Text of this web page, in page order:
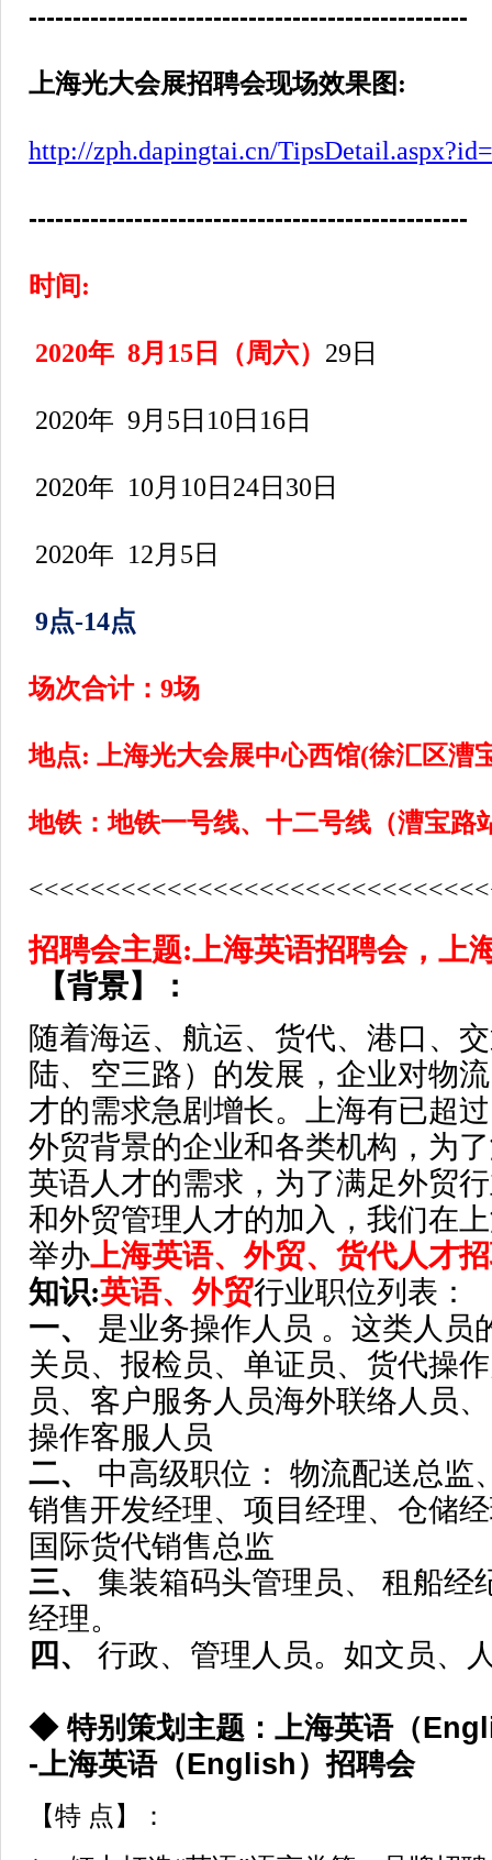
--------------------------------------------------
上海光大会展招聘会现场效果图 :
http://zph.dapingtai.cn/
--------------------------------------------------
时间:
2020年 8月15日（周六） 29日
2020年 9月5日10日16日
2020年 10月10日24日30日
2020年 12月5日
9点-14点
场次合计：9场
地点: 上海光大会展中心西馆(徐汇区漕
地铁：地铁一号线、十二号线（漕宝路
招聘会主题:上海英语招聘会，上
【背景】：
随着海运、航运、货代、港口、
陆、空三路）的发展，企业对物
才的需求急剧增长。上海有已超
外贸背景的企业和各类机构，为
英语人才的需求，为了满足外贸
和外贸管理人才的加入，我们在
举办上海英语、外贸、货代人才
知识:英语、外贸行业职位列表：
一、 是业务操作人员 。这类人员
关员、报检员、单证员、货代操
员、客户服务人员海外联络人员
操作客服人员
二、
中高级职位： 物流配送总监
销售开发经理、项目经理、仓储
国际货代销售总监
三、
集装箱码头管理员、 租船经
经理。
四、 行政、管理人员。如文员、
◆ 特别策划主题：上海英语（
-上海英语（English）招聘会
【特 点】：